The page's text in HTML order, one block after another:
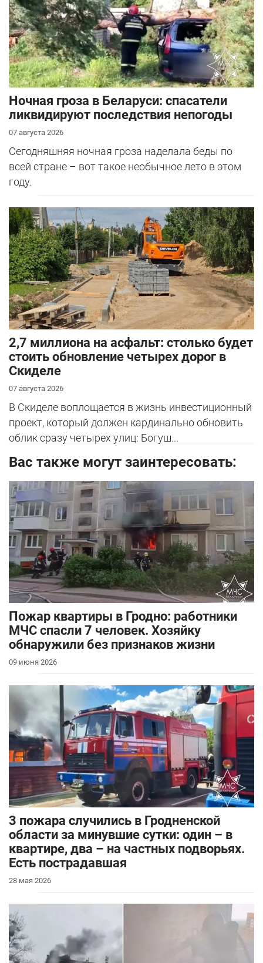
Ночная гроза в Беларуси: спасатели
ликвидируют последствия непогоды
07 августа 2026
Сегодняшняя ночная гроза наделала беды по
всей стране – вот такое необычное лето в этом
году.
2,7 миллиона на асфальт: столько будет
стоить обновление четырех дорог в
Скиделе
07 августа 2026
В Скиделе воплощается в жизнь инвестиционный
проект, который должен кардинально обновить
облик сразу четырех улиц: Богуш...
Вас также могут заинтересовать:
Пожар квартиры в Гродно: работники
МЧС спасли 7 человек. Хозяйку
обнаружили без признаков жизни
09 июня 2026
3 пожара случились в Гродненской
области за минувшие сутки: один – в
квартире, два – на частных подворьях.
Есть пострадавшая
28 мая 2026